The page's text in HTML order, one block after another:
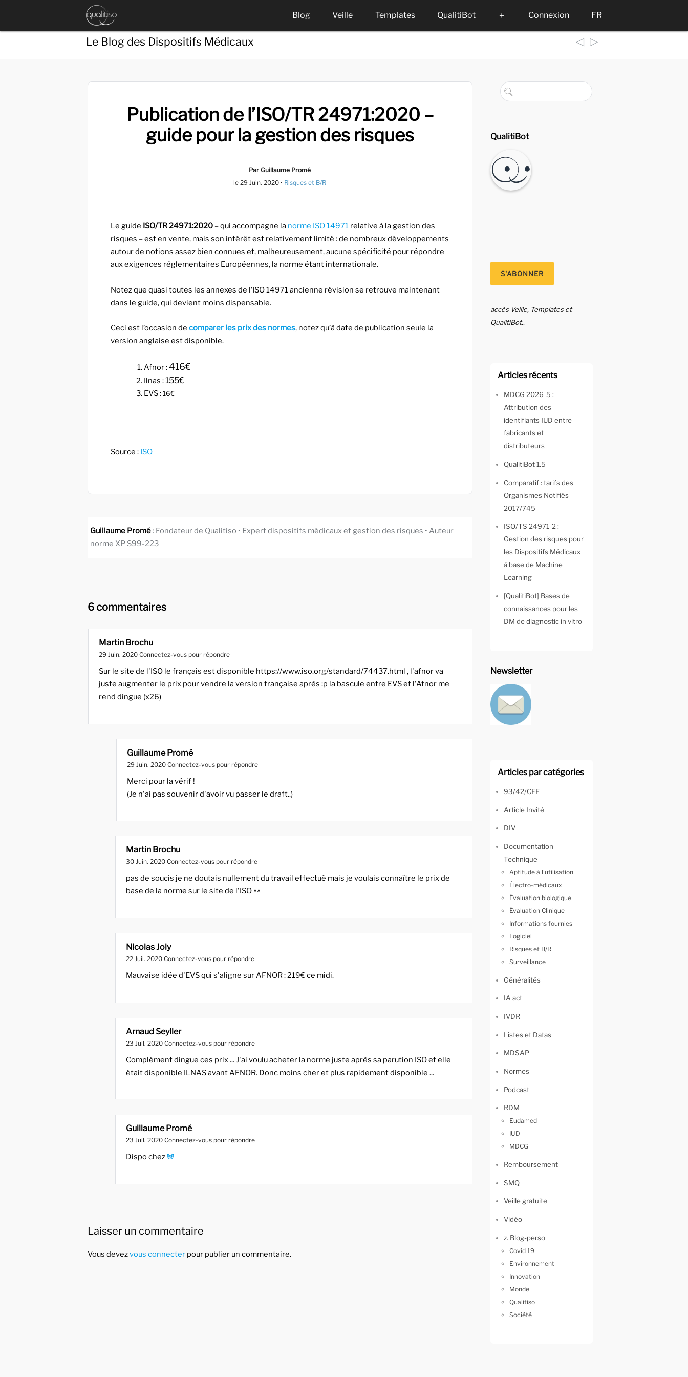
Blog Veille Templates QualitiBot ＋ Connexion FR
Le Blog des Dispositifs Médicaux ◁ ▷
Publication de l’ISO/TR 24971:2020 –
guide pour la gestion des risques
Par Guillaume Promé
le 29 Juin. 2020 • Risques et B/R
Le guide ISO/TR 24971:2020 – qui accompagne la norme ISO 14971 relative à la gestion des
risques – est en vente, mais son intérêt est relativement limité : de nombreux développements
autour de notions assez bien connues et, malheureusement, aucune spécificité pour répondre
aux exigences réglementaires Européennes, la norme étant internationale.
Notez que quasi toutes les annexes de l’ISO 14971 ancienne révision se retrouve maintenant
dans le guide, qui devient moins dispensable.
Ceci est l’occasion de comparer les prix des normes, notez qu’à date de publication seule la
version anglaise est disponible.
Afnor :416€
Ilnas :155€
EVS :16€
Source : ISO
Guillaume Promé: Fondateur de Qualitiso • Expert dispositifs médicaux et gestion des risques • Auteur
norme XP S99-223
6 commentaires
Martin Brochu
29 Juin. 2020 Connectez-vous pour répondre
Sur le site de l'ISO le français est disponible https://www.iso.org/standard/74437.html , l'afnor va
juste augmenter le prix pour vendre la version française après :p la bascule entre EVS et l'Afnor me
rend dingue (x26)
Guillaume Promé
29 Juin. 2020 Connectez-vous pour répondre
Merci pour la vérif !
(Je n'ai pas souvenir d'avoir vu passer le draft..)
Martin Brochu
30 Juin. 2020 Connectez-vous pour répondre
pas de soucis je ne doutais nullement du travail effectué mais je voulais connaître le prix de
base de la norme sur le site de l'ISO ^^
Nicolas Joly
22 Juil. 2020 Connectez-vous pour répondre
Mauvaise idée d'EVS qui s'aligne sur AFNOR : 219€ ce midi.
Arnaud Seyller
23 Juil. 2020 Connectez-vous pour répondre
Complément dingue ces prix ... J'ai voulu acheter la norme juste après sa parution ISO et elle
était disponible ILNAS avant AFNOR. Donc moins cher et plus rapidement disponible ...
Guillaume Promé
23 Juil. 2020 Connectez-vous pour répondre
Dispo chez🐼
Laisser un commentaire
Vous devezvous connecter pour publier un commentaire.
QualitiBot
accès Veille, Templates et
QualitiBot..
Articles récents
MDCG 2026-5 :
Attribution des
identifiants IUD entre
fabricants et
distributeurs
QualitiBot 1.5
Comparatif : tarifs des
Organismes Notifiés
2017/745
ISO/TS 24971-2 :
Gestion des risques pour
les Dispositifs Médicaux
à base de Machine
Learning
[QualitiBot] Bases de
connaissances pour les
DM de diagnostic in vitro
Newsletter
Articles par catégories
93/42/CEE
Article Invité
DIV
Documentation
Technique
Aptitude à l'utilisation
Électro-médicaux
Évaluation biologique
Évaluation Clinique
Informations fournies
Logiciel
Risques et B/R
Surveillance
Généralités
IA act
IVDR
Listes et Datas
MDSAP
Normes
Podcast
RDM
Eudamed
IUD
MDCG
Remboursement
SMQ
Veille gratuite
Vidéo
z. Blog-perso
Covid 19
Environnement
Innovation
Monde
Qualitiso
Société